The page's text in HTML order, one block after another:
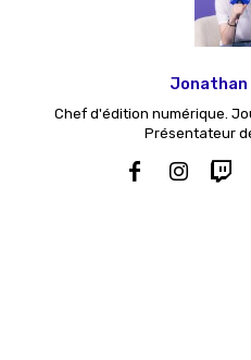
Jonathan
Chef d'édition numérique.
Présentateur